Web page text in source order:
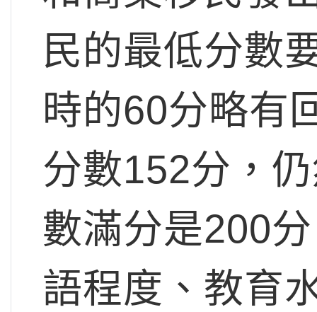
民的最低分數
時的60分略有
分數152分，
數滿分是200
語程度、教育